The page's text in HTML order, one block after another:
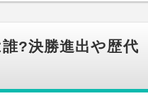
?決勝進出や歴代